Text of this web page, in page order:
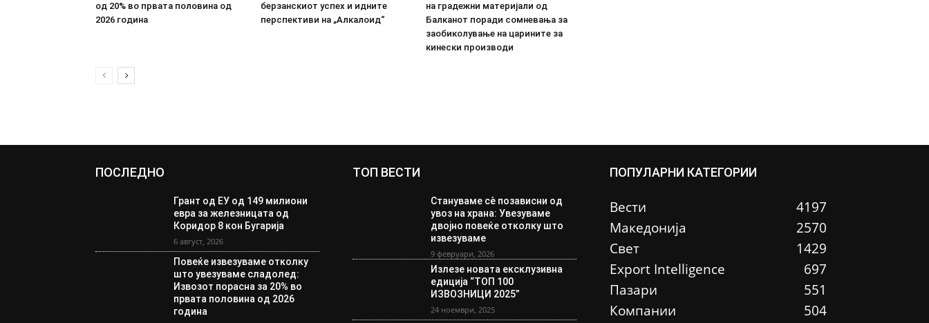
од 20% во првата половина од
2026 година
берзанскиот успех и идните
перспективи на „Алкалоид“
на градежни материјали од
Балканот поради сомневања за
заобиколување на царините за
кинески производи
ПОСЛЕДНО
Грант од ЕУ од 149 милиони
евра за железницата од
Коридор 8 кон Бугарија
6 август, 2026
Повеќе извезуваме отколку
што увезуваме сладолед:
Извозот порасна за 20% во
првата половина од 2026
година
ТОП ВЕСТИ
Стануваме сè позависни од
увоз на храна: Увезуваме
двојно повеќе отколку што
извезуваме
9 февруари, 2026
Излезе новата ексклузивна
едиција “ТОП 100
ИЗВОЗНИЦИ 2025”
24 ноември, 2025
ПОПУЛАРНИ КАТЕГОРИИ
Вести
4197
Македонија
2570
Свет
1429
Еxport Intelligence
697
Пазари
551
Компании
504